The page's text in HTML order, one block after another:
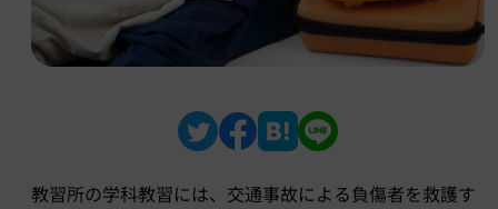
教習所の学科教習には、交通事故による負傷者を救護す